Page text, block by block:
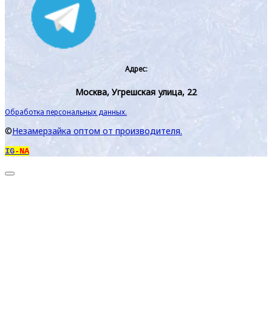
Адрес:
Москва, Угрешская улица, 22
Обработка персональных данных.
©Незамерзайка оптом от производителя.
IG-NA